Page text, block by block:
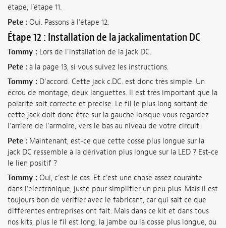
étape, l’étape 11.
Pete : Oui. Passons à l’étape 12.
Étape 12 : Installation de la jackalimentation DC
Tommy : Lors de l'installation de la jack DC.
Pete : à la page 13, si vous suivez les instructions.
Tommy : D’accord. Cette jack c.DC. est donc très simple. Un
écrou de montage, deux languettes. Il est très important que la
polarité soit correcte et précise. Le fil le plus long sortant de
cette jack doit donc être sur la gauche lorsque vous regardez
l’arrière de l’armoire, vers le bas au niveau de votre circuit.
Pete : Maintenant, est-ce que cette cosse plus longue sur la
jack DC ressemble à la dérivation plus longue sur la LED ? Est-ce
le lien positif ?
Tommy : Oui, c’est le cas. Et c’est une chose assez courante
dans l’électronique, juste pour simplifier un peu plus. Mais il est
toujours bon de vérifier avec le fabricant, car qui sait ce que
différentes entreprises ont fait. Mais dans ce kit et dans tous
nos kits, plus le fil est long, la jambe ou la cosse plus longue, ou